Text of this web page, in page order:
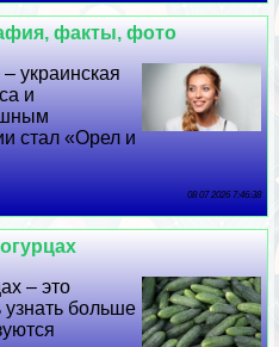
факты, фото
украинская
и
стал «Орел и
08 07 2026 7:46:38
– это
узнать больше